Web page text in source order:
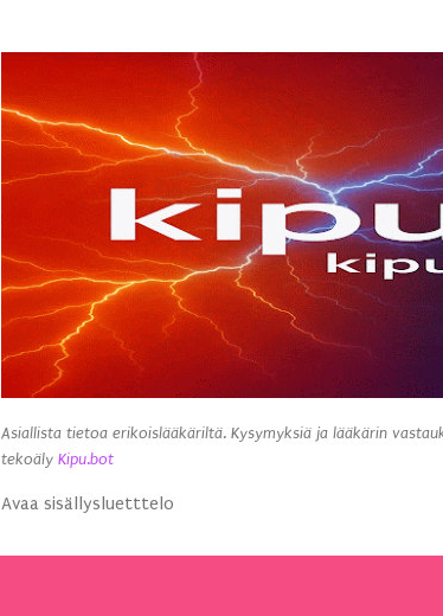
Asiallista tietoa erikoislääkäriltä. Kysymyksiä ja lääkärin
tekoäly Kipu.bot
Avaa sisällysluetttelo